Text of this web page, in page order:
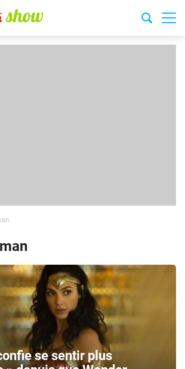
se sentir plus